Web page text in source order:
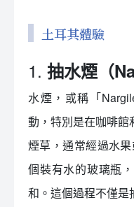
土耳其體驗
1. 抽水煙（
水煙，或稱「
動，特別是在咖啡館
煙草，通常經過水
個裝有水的玻璃瓶
和。這個過程不僅是